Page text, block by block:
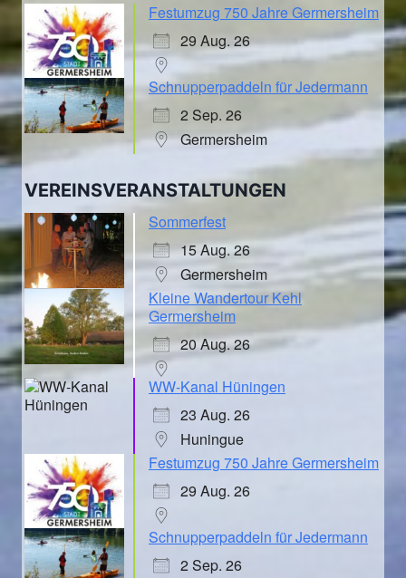
Festumzug 750 Jahre Germersheim
29 Aug. 26
Schnupperpaddeln für Jedermann
2 Sep. 26
Germersheim
VEREINSVERANSTALTUNGEN
Sommerfest
15 Aug. 26
Germersheim
Kleine Wandertour Kehl
Germersheim
20 Aug. 26
WW-Kanal Hüningen
23 Aug. 26
Huningue
Festumzug 750 Jahre Germersheim
29 Aug. 26
Schnupperpaddeln für Jedermann
2 Sep. 26